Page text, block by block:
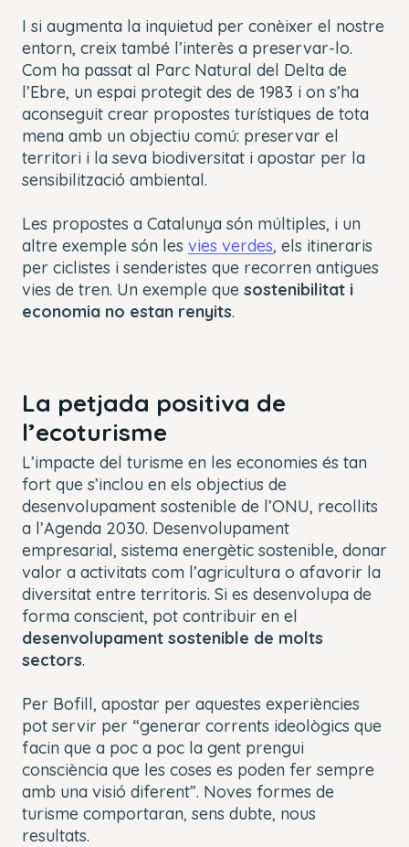
I si augmenta la inquietud per conèixer el nostre
entorn, creix també l’interès a preservar-lo.
Com ha passat al Parc Natural del Delta de
l’Ebre, un espai protegit des de 1983 i on s’ha
aconseguit crear propostes turístiques de tota
mena amb un objectiu comú: preservar el
territori i la seva biodiversitat i apostar per la
sensibilització ambiental.
Les propostes a Catalunya són múltiples, i un
altre exemple són les vies verdes, els itineraris
per ciclistes i senderistes que recorren antigues
vies de tren. Un exemple que sostenibilitat i
economia no estan renyits.
La petjada positiva de
l’ecoturisme
L’impacte del turisme en les economies és tan
fort que s’inclou en els objectius de
desenvolupament sostenible de l’ONU, recollits
a l’Agenda 2030. Desenvolupament
empresarial, sistema energètic sostenible, donar
valor a activitats com l’agricultura o afavorir la
diversitat entre territoris. Si es desenvolupa de
forma conscient, pot contribuir en el
desenvolupament sostenible de molts
sectors.
Per Bofill, apostar per aquestes experiències
pot servir per “generar corrents ideològics que
facin que a poc a poc la gent prengui
consciència que les coses es poden fer sempre
amb una visió diferent”. Noves formes de
turisme comportaran, sens dubte, nous
resultats.